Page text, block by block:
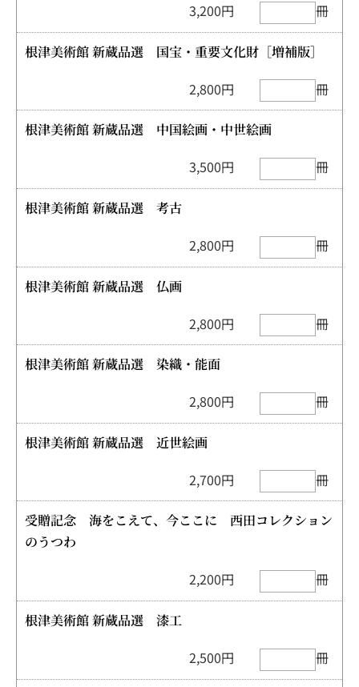
3,200円
冊
根津美術館 新蔵品選 国宝・重要文化財［増補版］
2,800円
冊
根津美術館 新蔵品選 中国絵画・中世絵画
3,500円
冊
根津美術館 新蔵品選 考古
2,800円
冊
根津美術館 新蔵品選 仏画
2,800円
冊
根津美術館 新蔵品選 染織・能面
2,800円
冊
根津美術館 新蔵品選 近世絵画
2,700円
冊
受贈記念 海をこえて、今ここに 西田コレクション
のうつわ
2,200円
冊
根津美術館 新蔵品選 漆工
2,500円
冊